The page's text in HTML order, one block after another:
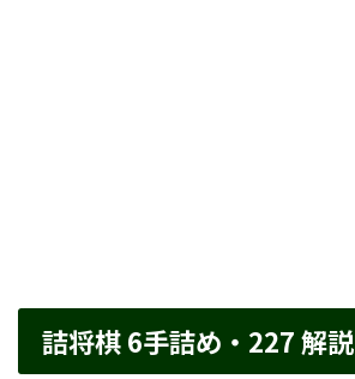
詰将棋 6手詰め・227 解説